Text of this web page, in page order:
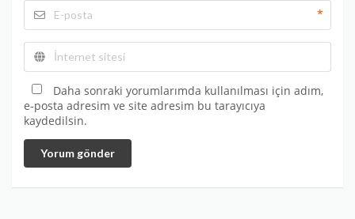
*
Daha sonraki yorumlarımda kullanılması için adım,
e-posta adresim ve site adresim bu tarayıcıya
kaydedilsin.
Yorum gönder